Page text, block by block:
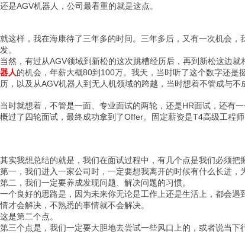
还是AGV机器人，公司最看重的就是这点。
就这样，我在海康待了三年多的时间。三年多后，又有一次机会，
发。
当然，有过从AGV领域到新松的这次跳槽经历后，再到新松这边
器人的机会，年薪大概80到100万。我天，当时听了这个数字还
历，以及从AGV机器人到无人机领域的跨越，当时想着不管成与不
当时就想着，不管是一面、专业面试的两轮，还是HR面试，还有
概过了四轮面试，最终成功拿到了Offer。固定薪资是T4高级工程
其实我想总结的就是，我们在面试过程中，有几个点是我们必须把
第一，我们进入一家公司时，一定要想我离开的时候有什么长进，
第二，我们一定要养成发现问题、解决问题的习惯。
一个良好的思路是，因为未来你无论是工作上还是生活上，都会
情才会解决，不熟悉的事情就不会解决。
这是第二个点。
第三个点是，我们一定要大胆地去尝试一些风口上的，或者说当